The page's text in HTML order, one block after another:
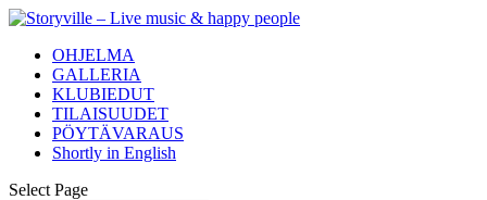
OHJELMA
GALLERIA
KLUBIEDUT
TILAISUUDET
PÖYTÄVARAUS
Shortly in English
Select Page